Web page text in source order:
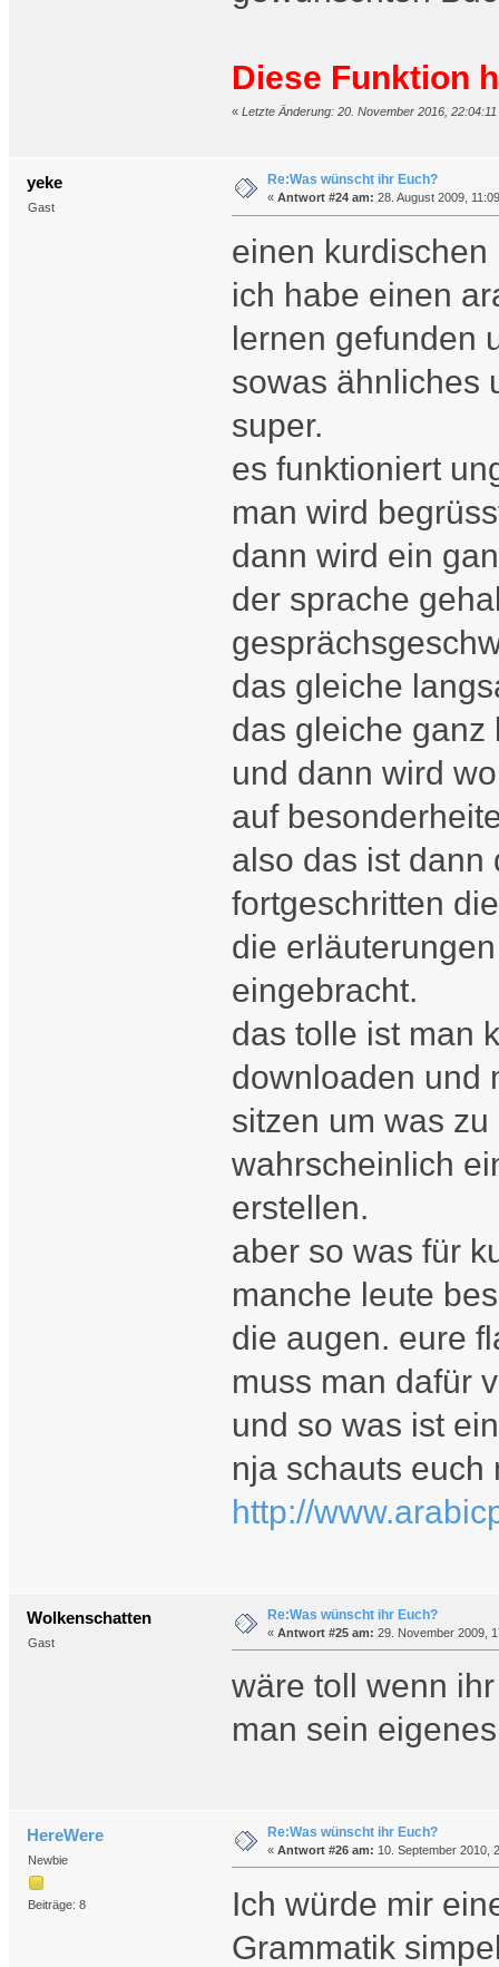
Diese Funktion
« Letzte Änderung: 20. November 2016,
yeke
Gast
Re:Was wünscht ihr Euch?
« Antwort #24 am: 28. August 2009,
einen kurdischen
ich habe einen
lernen gefunden
sowas ähnliches
super.
es funktioniert
man wird
dann wird ein
der sprache
das gleiche
das gleiche ganz
und dann wird
auf
also das ist dann
fortgeschritten
die
eingebracht.
das tolle ist man
downloaden und
sitzen um was
wahrscheinlich
erstellen.
aber so was für
manche leute
die augen. eure
muss man dafür
und so was ist
nja schauts euch
http://
Wolkenschatten
Gast
Re:Was wünscht ihr Euch?
« Antwort #25 am: 29. November 2009,
wäre toll wenn
man sein
HereWere
Newbie
Beiträge: 8
Re:Was wünscht ihr Euch?
« Antwort #26 am: 10. September 2010,
Ich würde mir
Grammatik